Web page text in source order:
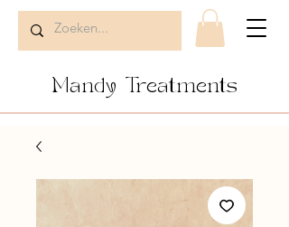
Mandy Treatments